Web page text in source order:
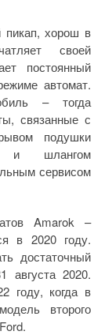
пикап, хорош в
своей
постоянный
автомат.
– тогда
связанные с
подушки
и шлангом
сервисом
Amarok –
в 2020 году.
достаточный
августа 2020.
году, когда в
второго